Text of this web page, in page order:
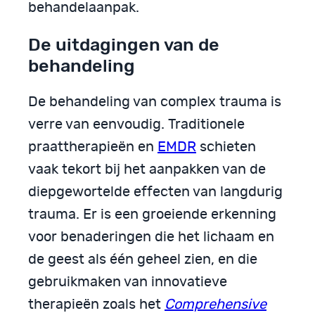
behandelaanpak.
De uitdagingen van de
behandeling
De behandeling van complex trauma is
verre van eenvoudig. Traditionele
praattherapieën en EMDR schieten
vaak tekort bij het aanpakken van de
diepgewortelde effecten van langdurig
trauma. Er is een groeiende erkenning
voor benaderingen die het lichaam en
de geest als één geheel zien, en die
gebruikmaken van innovatieve
therapieën zoals het Comprehensive